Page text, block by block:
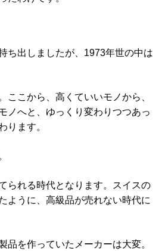
ち出しましたが、1973年世の中は
こから、高くていいモノから、
ノへと、ゆっくり変わりつつあっ
ります。
られる時代となります。スイスの
ように、高級品が売れない時代に
を作っていたメーカーは大変。